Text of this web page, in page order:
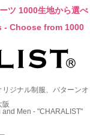
ツ 1000生地から選べ
- Choose from 1000
ジナル制服、パターンオ
阪
Men - "CHARALIST"